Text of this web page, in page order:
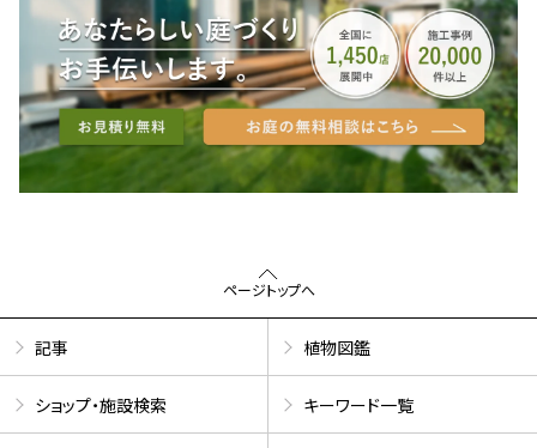
ページトップへ
記事 植物図鑑
ショップ・施設検索 キーワード一覧